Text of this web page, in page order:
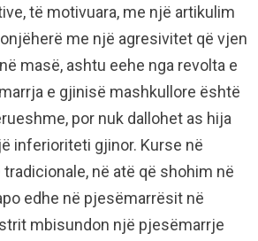
të motivuara, me një artikulim
me një agresivitet që vjen
masë, ashtu eehe nga revolta e
e gjinisë mashkullore është
por nuk dallohet as hija
inferioriteti gjinor. Kurse në
në atë që shohim në
edhe në pjesëmarrësit në
mbisundon një pjesëmarrje